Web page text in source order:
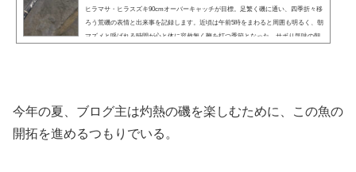
ヒラマサ・ヒラスズキ90cmオーバーキャッチが目標。足繁く磯に通い、四季折々移
ろう荒磯の表情と出来事を記録します。近頃は午前5時をまわると周囲も明るく、朝
マズメと呼ばれる時間が心と体に容赦無く鞭を打つ季節となった。サボり気味の朝
今年の夏、ブログ主は灼熱の磯を楽しむために、この魚の
開拓を進めるつもりでいる。